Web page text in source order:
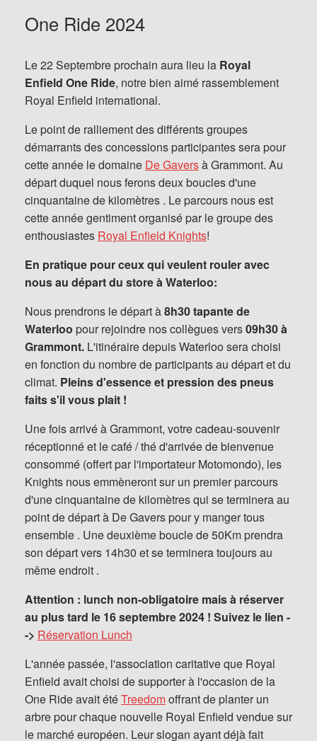
One Ride 2024
Le 22 Septembre prochain aura lieu la Royal
Enfield One Ride, notre bien aimé rassemblement
Royal Enfield international.
Le point de ralliement des différents groupes
démarrants des concessions participantes sera pour
cette année le domaine De Gaversà Grammont. Au
départ duquel nous ferons deux boucles d'une
cinquantaine de kilomètres . Le parcours nous est
cette année gentiment organisé par le groupe des
enthousiastes Royal Enfield Knights!
En pratique pour ceux qui veulent rouler avec
nous au départ du store à Waterloo:
Nous prendrons le départ à8h30 tapante de
Waterloo pour rejoindre nos collègues vers09h30 à
Grammont. L'itinéraire depuis Waterloo sera choisi
en fonction du nombre de participants au départ et du
climat. Pleins d'essence et pression des pneus
faits s'il vous plait !
Une fois arrivé à Grammont, votre cadeau-souvenir
réceptionné et le café / thé d'arrivée de bienvenue
consommé (offert par l'importateur Motomondo), les
Knights nous emmèneront sur un premier parcours
d'une cinquantaine de kilomètres qui se terminera au
point de départ à De Gavers pour y manger tous
ensemble . Une deuxième boucle de 50Km prendra
son départ vers 14h30 et se terminera toujours au
même endroit .
Attention : lunch non-obligatoire mais à réserver
au plus tard le 16 septembre 2024 ! Suivez le lien -
-> Réservation Lunch
L'année passée, l'association caritative que Royal
Enfield avait choisi de supporter à l'occasion de la
One Ride avait étéTreedomoffrant de planter un
arbre pour chaque nouvelle Royal Enfield vendue sur
le marché européen. Leur slogan ayant déjà fait